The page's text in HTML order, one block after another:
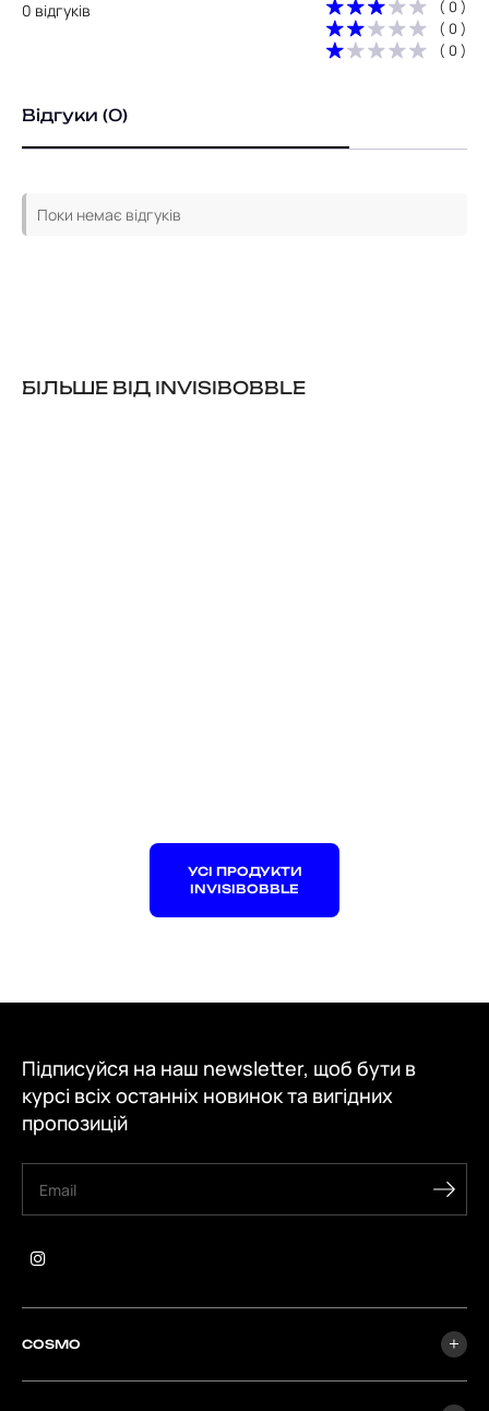
0 відгуків
( 0 )
( 0 )
( 0 )
Відгуки (0)
Поки немає відгуків
БІЛЬШЕ ВІД INVISIBOBBLE
УСІ ПРОДУКТИ
INVISIBOBBLE
Підписуйся на наш newsletter, щоб бути в
курсі всіх останніх новинок та вигідних
пропозицій
COSMO